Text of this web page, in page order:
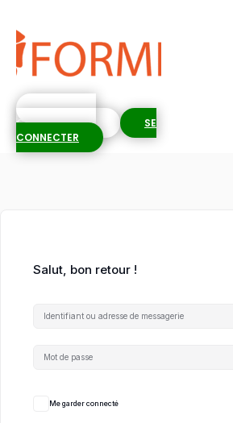
S'INSCRIRE
GRATUITEMENT
SE
CONNECTER
Salut, bon retour !
Me garder connecté